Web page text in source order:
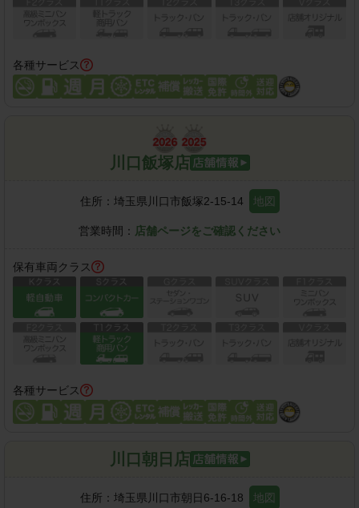
各種サービス
川口飯塚店
住所： 埼玉県川口市飯塚2-15-14 地図
営業時間： 店舗ページをご確認ください
保有車両クラス
各種サービス
川口朝日店
住所： 埼玉県川口市朝日6-16-18 地図